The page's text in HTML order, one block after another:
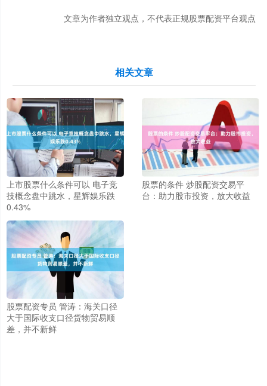
文章为作者独立观点，不代表正规股票配资平台观点
相关文章
上市股票什么条件可以 电子竞
技概念盘中跳水，星辉娱乐跌
0.43%
股票的条件 炒股配资交易平
台：助力股市投资，放大收益
股票配资专员 管涛：海关口径
大于国际收支口径货物贸易顺
差，并不新鲜